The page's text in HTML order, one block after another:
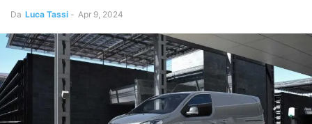
Da Luca Tassi - Apr 9, 2024